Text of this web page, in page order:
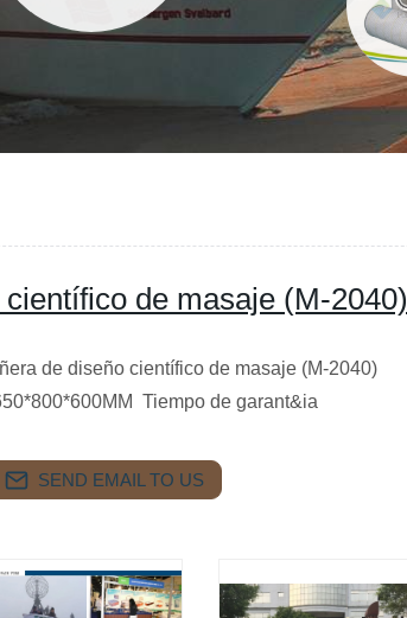
de masaje (M-2040)
de diseño científico de masaje (M-2040)
Tiempo de garant&ia
SEND EMAIL TO US